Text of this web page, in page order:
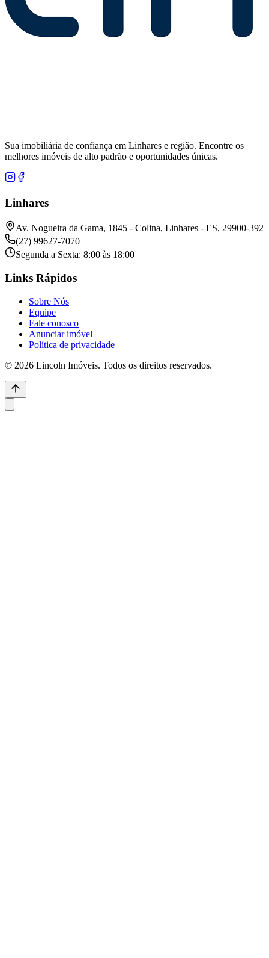
Sua imobiliária de confiança em Linhares e região. Encontre os
melhores imóveis de alto padrão e oportunidades únicas.
Linhares
Av. Nogueira da Gama, 1845 - Colina, Linhares - ES, 29900-392
(27) 99627-7070
Segunda a Sexta: 8:00 às 18:00
Links Rápidos
Sobre Nós
Equipe
Fale conosco
Anunciar imóvel
Política de privacidade
© 2026 Lincoln Imóveis. Todos os direitos reservados.